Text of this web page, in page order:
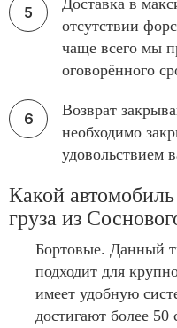
Доставка в
отсутствии
чаще всего мы
оговорённого
Возврат
необходимо
удовольствием
Какой
груза из
Бортовые. Данный
подходит для
имеет удобную
достигают более 50